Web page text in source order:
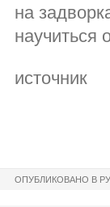
на
научиться
источник
ОПУБЛИКОВАНО В